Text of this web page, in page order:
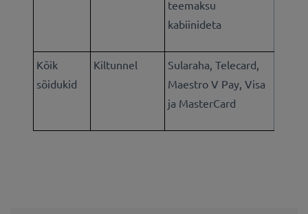
teemaksu
kabiinideta
Kõik
sõidukid
Kiltunnel
Sularaha, Telecard,
Maestro V Pay, Visa
ja MasterCard